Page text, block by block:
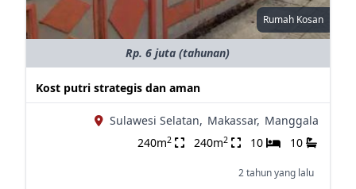
Rumah Kosan
Rp. 6 juta (tahunan)
Kost putri strategis dan aman
Sulawesi Selatan, Makassar, Manggala
240m2 240m2 10 10
2 tahun yang lalu